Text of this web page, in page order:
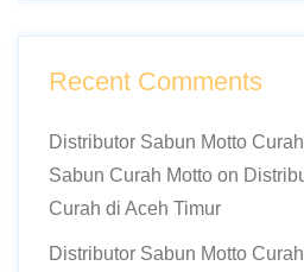
Recent Comments
Distributor Sabun Motto Curah
Sabun Curah Motto on
Curah di Aceh Timur
Distributor Sabun Motto Curah